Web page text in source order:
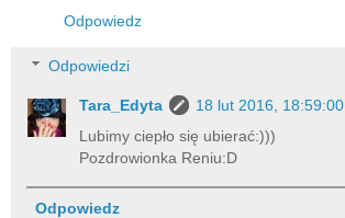
Odpowiedz
Odpowiedzi
Tara_Edyta
18 lut 2016, 18:59:00
Lubimy ciepło się ubierać:)))
Pozdrowionka Reniu:D
Odpowiedz